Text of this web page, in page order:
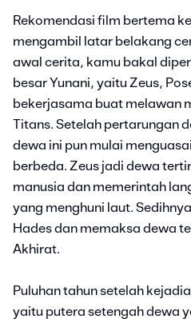
Rekomendasi film bertema
mengambil latar belakang
awal cerita, kamu bakal
besar Yunani, yaitu Zeus,
bekerjasama buat melawan
Titans. Setelah pertarungan
dewa ini pun mulai
berbeda. Zeus jadi dewa
manusia dan memerintah
yang menghuni laut.
Hades dan memaksa dewa
Akhirat.
Puluhan tahun setelah
yaitu putera setengah dewa